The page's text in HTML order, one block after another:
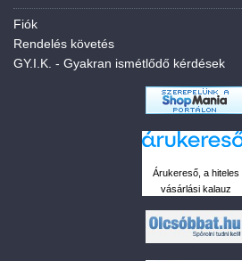
Fiók
Rendelés követés
GY.I.K. - Gyakran ismétlődő kérdések
Árukereső, a hiteles
vásárlási kalauz